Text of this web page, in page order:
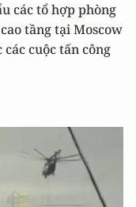
các tổ hợp phòng
tầng tại Moscow
cuộc tấn công